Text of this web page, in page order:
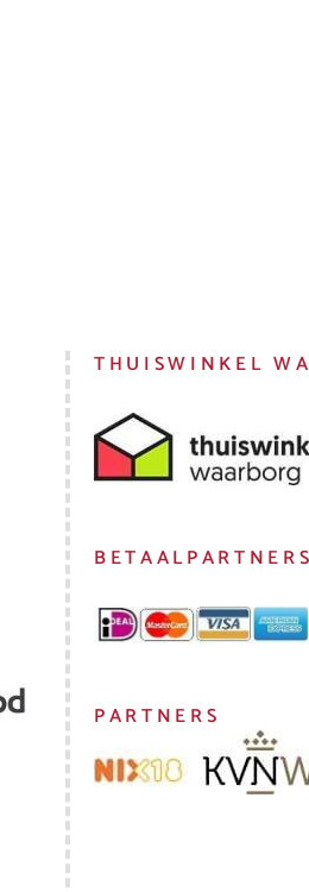
THUISWINKEL
BETAALPARTNERS
PARTNERS